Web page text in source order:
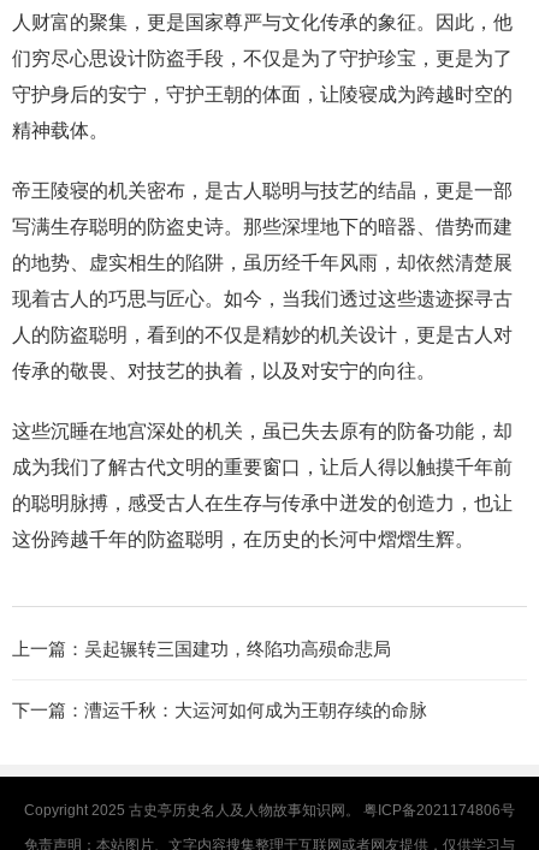
人财富的聚集，更是国家尊严与文化传承的象征。因此，他
们穷尽心思设计防盗手段，不仅是为了守护珍宝，更是为了
守护身后的安宁，守护王朝的体面，让陵寝成为跨越时空的
精神载体。
帝王陵寝的机关密布，是古人聪明与技艺的结晶，更是一部
写满生存聪明的防盗史诗。那些深埋地下的暗器、借势而建
的地势、虚实相生的陷阱，虽历经千年风雨，却依然清楚展
现着古人的巧思与匠心。如今，当我们透过这些遗迹探寻古
人的防盗聪明，看到的不仅是精妙的机关设计，更是古人对
传承的敬畏、对技艺的执着，以及对安宁的向往。
这些沉睡在地宫深处的机关，虽已失去原有的防备功能，却
成为我们了解古代文明的重要窗口，让后人得以触摸千年前
的聪明脉搏，感受古人在生存与传承中迸发的创造力，也让
这份跨越千年的防盗聪明，在历史的长河中熠熠生辉。
上一篇： 吴起辗转三国建功，终陷功高殒命悲局
下一篇： 漕运千秋：大运河如何成为王朝存续的命脉
Copyright 2025 古史亭历史名人及人物故事知识网。 粤ICP备2021174806号
免责声明：本站图片、文字内容搜集整理于互联网或者网友提供，仅供学习与